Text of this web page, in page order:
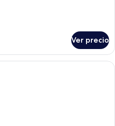
Ver precio